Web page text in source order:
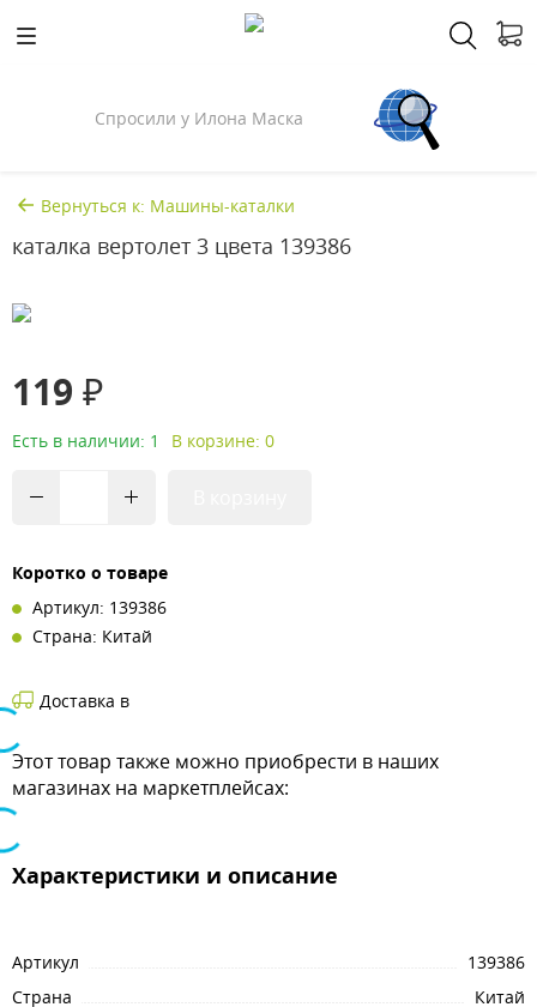
Спросили у Илона Маска
Вернуться к: Машины-каталки
каталка вертолет 3 цвета 139386
119 ₽
Есть в наличии: 1 В корзине: 0
Коротко о товаре
Артикул: 139386
Страна: Китай
Доставка в
Этот товар также можно приобрести в наших
магазинах на маркетплейсах:
Характеристики и описание
Артикул
139386
Страна
Китай